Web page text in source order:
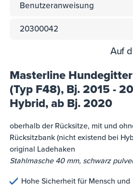
Benutzeranweisung
20300042
Auf
Masterline
(Typ F48), Bj. 2015 -
Hybrid, ab Bj. 2020
oberhalb der Rücksitze, mit und
Rücksitzbank (nicht existend bei
original Ladehaken
Stahlmasche 40 mm, schwarz
Hohe Sicherheit für Mensch und